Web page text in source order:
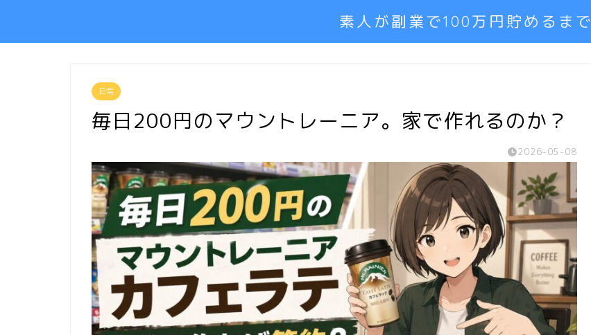
素人が副業で100万円貯めるまで
日常
毎日200円のマウントレーニア。家で作れるのか？
2026-05-08